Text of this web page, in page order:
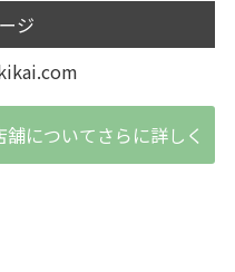
ジ
舗についてさらに詳しく